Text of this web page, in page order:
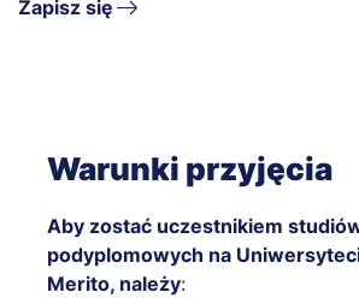
Zapisz się
Warunki przyjęcia
Aby zostać uczestnikiem
podyplomowych na
Merito, należy: